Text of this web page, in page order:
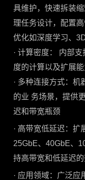
具维护，快速拆装
理任务设计，配置
优化如深度学习、
· 计算密度： 内部
度的计算以及扩展能
· 多种连接方式：机
的业 务场景，提供
迟和带宽瓶颈
· 高带宽低延迟：扩
25GbE、40GbE、
持高带宽和低延迟
· 应用领域：广泛应